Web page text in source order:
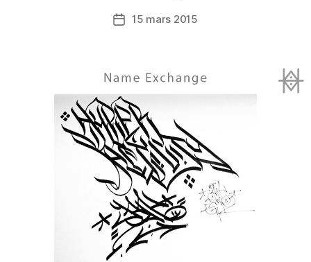
Date15 mars 2015